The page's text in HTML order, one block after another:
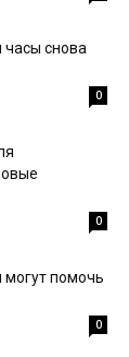
часы снова
0
0
могут помочь
0